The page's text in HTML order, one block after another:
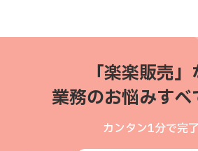
「楽楽販売
業務のお悩みすべ
カンタン1分で完